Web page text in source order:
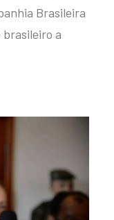
Brasileira
brasileiro a